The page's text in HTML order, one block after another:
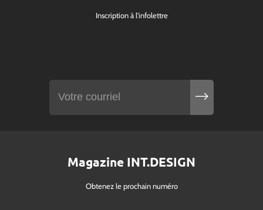
Inscription à l'infolettre
Magazine INT.DESIGN
Obtenez le prochain numéro